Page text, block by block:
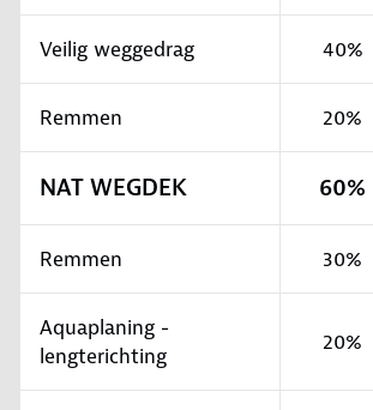
Veilig weggedrag 40%
Remmen 20%
NAT WEGDEK 60%
Remmen 30%
Aquaplaning -
lengterichting
20%